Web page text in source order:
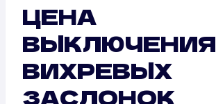
ЦЕНА
ВЫКЛЮЧЕНИЯ
ВИХРЕВЫХ
ЗАСЛОНОК